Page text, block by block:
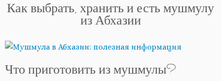
Как выбрать, хранить и есть мушмулу
из Абхазии
Что приготовить из мушмулы?